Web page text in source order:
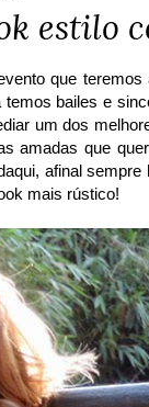
estilo
que teremos
bailes e
um dos
amadas que
afinal
mais rústico!